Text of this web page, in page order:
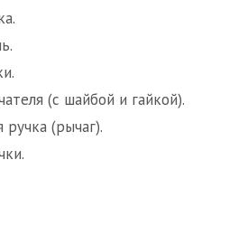
(с шайбой и гайкой).
ручка (рычаг).